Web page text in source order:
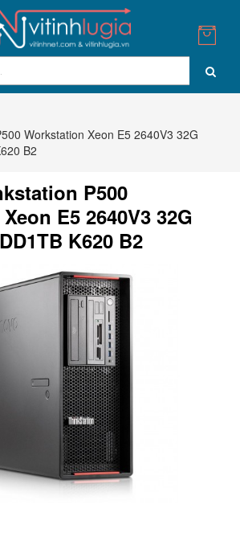
Workstation Xeon E5 2640V3 32G
B2
P500
E5 2640V3 32G
K620 B2